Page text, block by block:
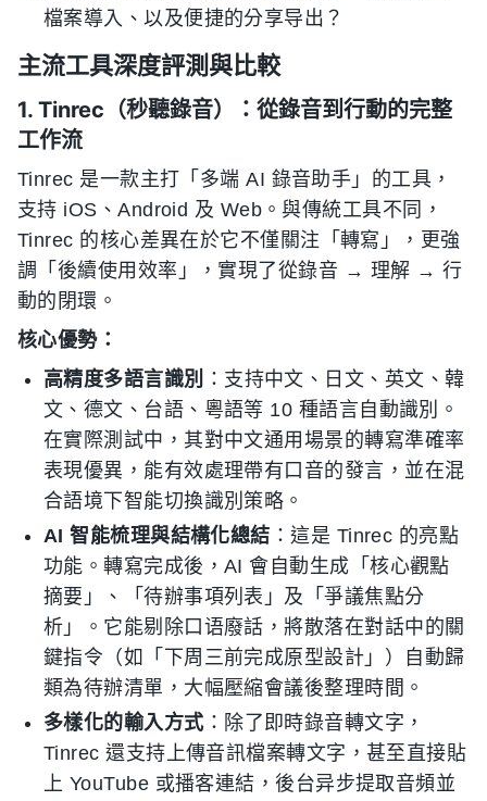
檔案導入、以及便捷的分享导出？
主流工具深度評測與比較
1. Tinrec（秒聽錄音）：從錄音到行動的完整
工作流
Tinrec 是一款主打「多端 AI 錄音助手」的工具，
支持 iOS、Android 及 Web。與傳統工具不同，
Tinrec 的核心差異在於它不僅關注「轉寫」，更強
調「後續使用效率」，實現了從錄音 → 理解 → 行
動的閉環。
核心優勢：
高精度多語言識別
：支持中文、日文、英文、韓
文、德文、台語、粵語等 10 種語言自動識別。
在實際測試中，其對中文通用場景的轉寫準確率
表現優異，能有效處理帶有口音的發言，並在混
合語境下智能切換識別策略。
AI 智能梳理與結構化總結 ：這是 Tinrec 的亮點
功能。轉寫完成後，AI 會自動生成「核心觀點
摘要」、「待辦事項列表」及「爭議焦點分
析」。它能剔除口语廢話，將散落在對話中的關
鍵指令（如「下周三前完成原型設計」）自動歸
類為待辦清單，大幅壓縮會議後整理時間。
多樣化的輸入方式：除了即時錄音轉文字，
Tinrec 還支持上傳音訊檔案轉文字，甚至直接貼
上 YouTube 或播客連結，後台异步提取音頻並